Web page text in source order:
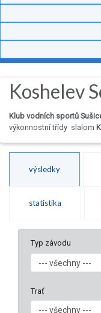
Koshelev
Klub vodních sportů
výkonnostní třídy slalom
výsledky
statistika
Typ závodu
Trať